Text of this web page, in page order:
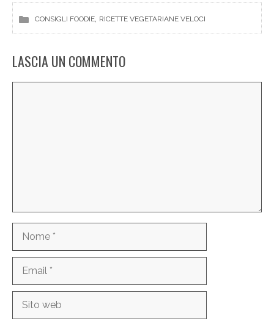
CONSIGLI FOODIE, RICETTE VEGETARIANE VELOCI
LASCIA UN COMMENTO